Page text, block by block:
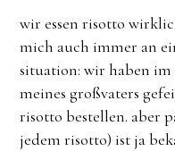
wir essen risotto
mich auch immer an
situation: wir haben
meines großvaters
risotto bestellen. aber
jedem risotto) ist ja